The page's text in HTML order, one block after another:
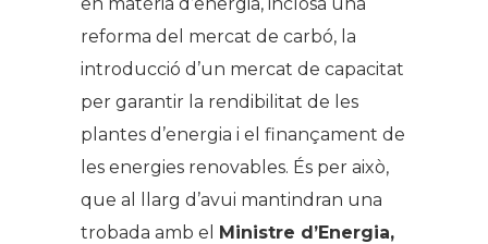
reforma del mercat de carbó, la
introducció d’un mercat de capacitat
per garantir la rendibilitat de les
plantes d’energia i el finançament de
les energies renovables. És per això,
que al llarg d’avui mantindran una
trobada amb el Ministre d’Energia,